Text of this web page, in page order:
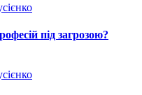
під загрозою?